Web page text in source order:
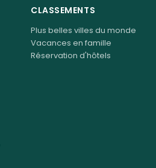
CLASSEMENTS
Plus belles villes du monde
Vacances en famille
Réservation d'hôtels